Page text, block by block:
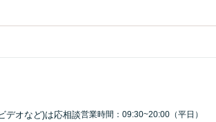
デオなど)は応相談営業時間：09:30~20:00（平日）